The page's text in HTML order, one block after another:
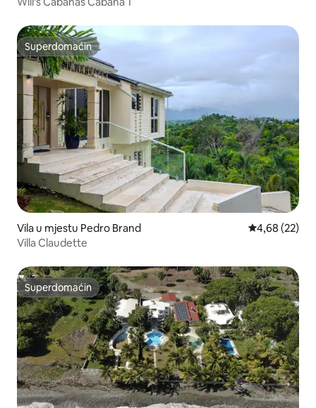
Superdomaćin
Superdomaćin
Vila u mjestu Pedro Brand Prosječna
4,68 (22)
Villa Claudette
Superdomaćin
Superdomaćin